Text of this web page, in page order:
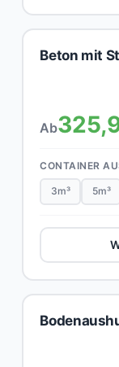
Beton mit
Ab
CONTAINER
3m³ 5m³